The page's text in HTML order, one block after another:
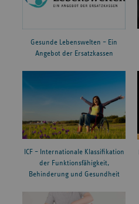
Gesunde Lebenswelten – Ein
Angebot der Ersatzkassen
ICF – Internationale Klassifikation
der Funktionsfähigkeit,
Behinderung und Gesundheit